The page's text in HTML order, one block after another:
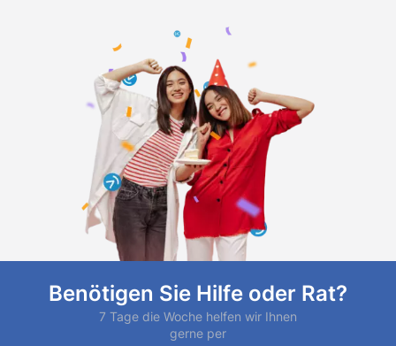
Benötigen Sie Hilfe oder Rat?
7 Tage die Woche helfen wir Ihnen
gerne per